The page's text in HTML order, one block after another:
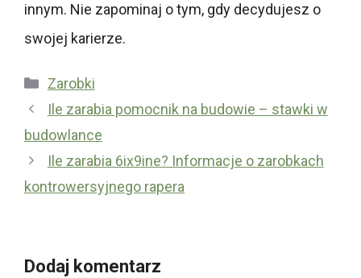
innym. Nie zapominaj o tym, gdy decydujesz o
swojej karierze.
Kategorie
Zarobki
Ile zarabia pomocnik na budowie – stawki w
budowlance
Ile zarabia 6ix9ine? Informacje o zarobkach
kontrowersyjnego rapera
Dodaj komentarz